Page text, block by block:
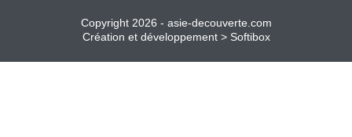
Copyright 2026 - asie-decouverte.com
Création et développement > Softibox